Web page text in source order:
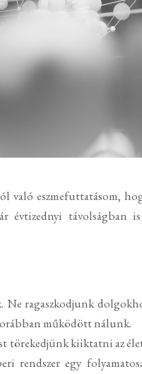
való eszmefuttatásom,
évtizednyi távolságban
Ne ragaszkodjunk
működött nálunk.
törekedjünk kiiktatni az
rendszer egy